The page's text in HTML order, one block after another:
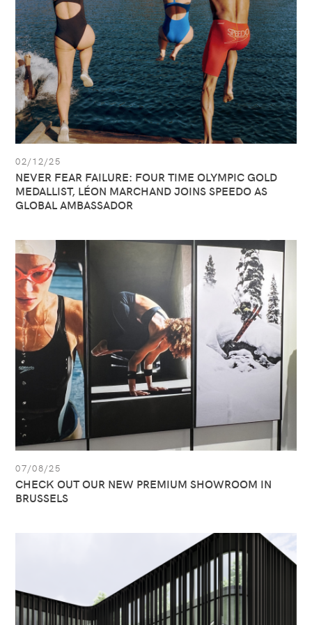
TIME
OLYMPIC
GOLD
MEDALLIST,
LÉON
MARCHAND
JOINS
SPEEDO
AS
GLOBAL
AMBASSADOR
02/12/25
NEVER FEAR FAILURE: FOUR TIME OLYMPIC GOLD
MEDALLIST, LÉON MARCHAND JOINS SPEEDO AS
GLOBAL AMBASSADOR
Ver
artículo:
CHECK
OUT
OUR
NEW
PREMIUM
SHOWROOM
IN
BRUSSELS
07/08/25
CHECK OUT OUR NEW PREMIUM SHOWROOM IN
BRUSSELS
preparado
para
el